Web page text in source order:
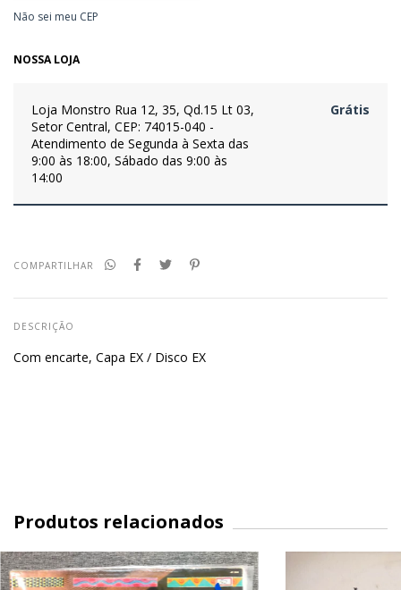
Não sei meu CEP
NOSSA LOJA
Loja Monstro Rua 12, 35, Qd.15 Lt 03,
Setor Central, CEP: 74015-040 -
Atendimento de Segunda à Sexta das
9:00 às 18:00, Sábado das 9:00 às
14:00
Grátis
COMPARTILHAR
DESCRIÇÃO
Com encarte, Capa EX / Disco EX
Produtos relacionados